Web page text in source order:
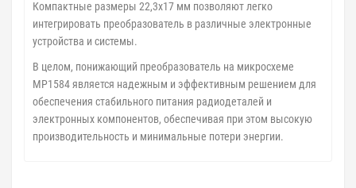
Компактные размеры 22,3х17 мм позволяют легко
интегрировать преобразователь в различные электронные
устройства и системы.
В целом, понижающий преобразователь на микросхеме
MP1584 является надежным и эффективным решением для
обеспечения стабильного питания радиодеталей и
электронных компонентов, обеспечивая при этом высокую
производительность и минимальные потери энергии.